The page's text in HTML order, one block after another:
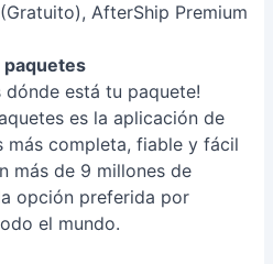
AfterShip Premium
dónde está tu paquete!
es la aplicación de
más completa, fiable y fácil
más de 9 millones de
opción preferida por
el mundo.